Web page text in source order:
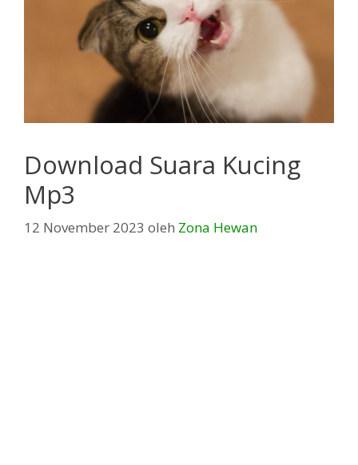
Download Suara Kucing
Mp3
12 November 2023 oleh Zona Hewan